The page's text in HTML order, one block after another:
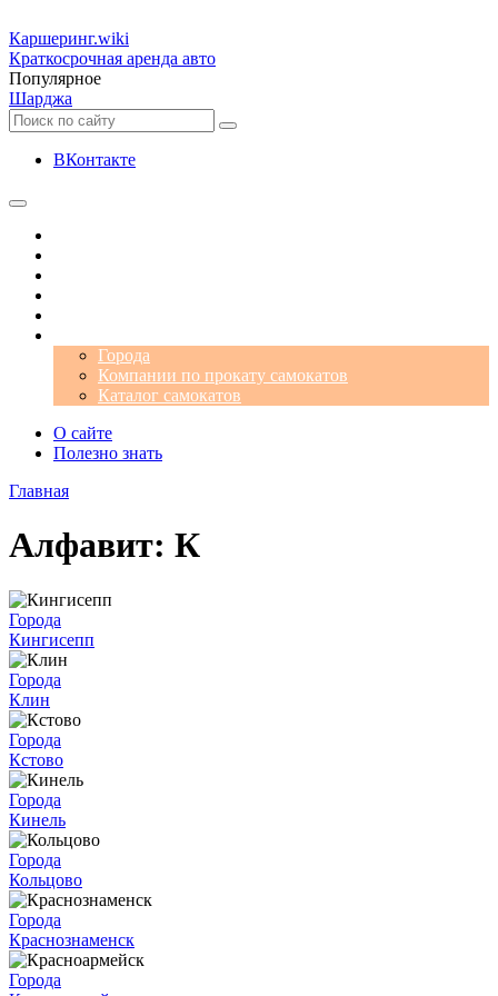
Каршеринг.wiki
Краткосрочная аренда авто
Популярное
Шарджа
ВКонтакте
Города
Компании по прокату самокатов
Каталог самокатов
О сайте
Полезно знать
Главная
Алфавит: К
Города
Кингисепп
Города
Клин
Города
Кстово
Города
Кинель
Города
Кольцово
Города
Краснознаменск
Города